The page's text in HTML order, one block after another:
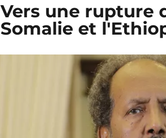
Vers une rupture
Somalie et